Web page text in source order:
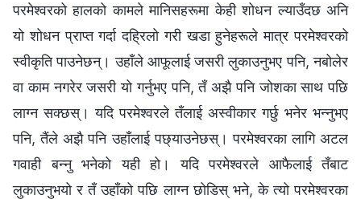
परमेश्‍वरको हालको कामले मानिसहरूमा केही शोधन ल्याउँदछ अनि
यो शोधन प्राप्त गर्दा दह्रिलो गरी खडा हुनेहरूले मात्र परमेश्‍वरको
स्वीकृति पाउनेछन्। उहाँले आफूलाई जसरी लुकाउनुभए पनि, नबोलेर
वा काम नगरेर जसरी यो गर्नुभए पनि, तँ अझै पनि जोशका साथ पछि
लाग्न सक्छस्। यदि परमेश्‍वरले तँलाई अस्वीकार गर्छु भनेर भन्नुभए
पनि, तैंले अझै पनि उहाँलाई पछ्याउनेछस्। परमेश्‍वरका लागि अटल
गवाही बन्‍नु भनेको यही हो। यदि परमेश्‍वरले आफैलाई तँबाट
लुकाउनुभयो र तँ उहाँको पछि लाग्न छोडिस् भने, के त्यो परमेश्‍वरका